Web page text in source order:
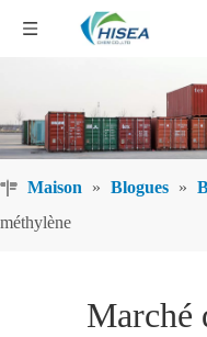
Maison » Blogues »
méthylène
Marché